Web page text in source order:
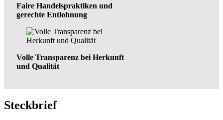
Faire Handelspraktiken und
gerechte Entlohnung
Volle Transparenz bei Herkunft
und Qualität
Steckbrief